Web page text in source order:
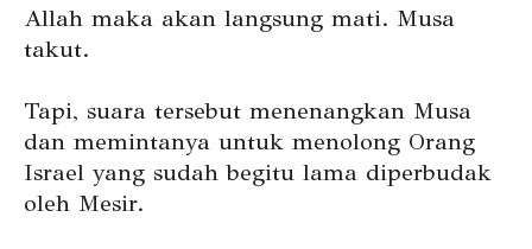
Allah maka akan langsung mati. Musa
takut.
Tapi, suara tersebut menenangkan Musa
dan memintanya untuk menolong Orang
Israel yang sudah begitu lama diperbudak
oleh Mesir.